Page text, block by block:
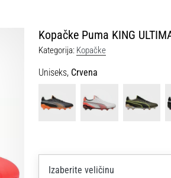
Kopačke Puma KING
Kategorija: Kopačke
Uniseks, Crvena
Izaberite veličinu